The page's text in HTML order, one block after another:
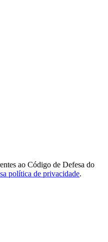
ao Código de Defesa do
política de privacidade.